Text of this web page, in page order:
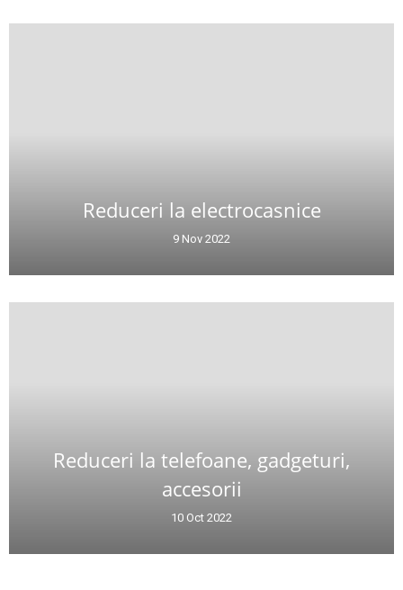
Reduceri la electrocasnice
9 Nov 2022
Reduceri la telefoane, gadgeturi,
accesorii
10 Oct 2022